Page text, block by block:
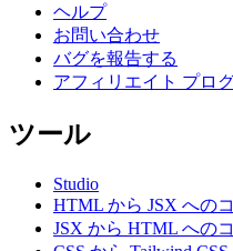
ヘルプ
お問い合わせ
バグを報告する
アフィリエイト プロ
ツール
Studio
HTML から JSX への
JSX から HTML への